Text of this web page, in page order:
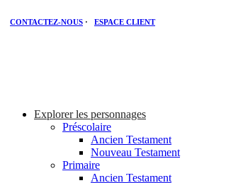
CONTACTEZ-NOUS · ESPACE CLIENT
Explorer les personnages
Préscolaire
Ancien Testament
Nouveau Testament
Primaire
Ancien Testament